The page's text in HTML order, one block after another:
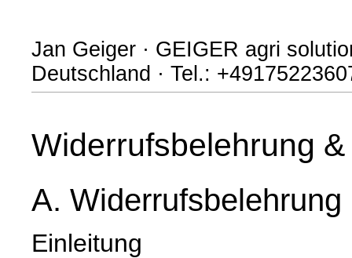
Jan Geiger · GEIGER agri
Deutschland · Tel.:
Widerrufsbelehrung
A. Widerrufsbelehrung
Einleitung